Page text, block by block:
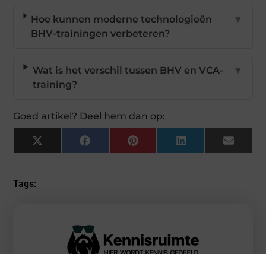
Hoe kunnen moderne technologieën
BHV-trainingen verbeteren?
▼
Wat is het verschil tussen BHV en VCA-
training?
▼
Goed artikel? Deel hem dan op:
X
(Twitter)
FacebookPinterestLinkedIn Email
Tags: